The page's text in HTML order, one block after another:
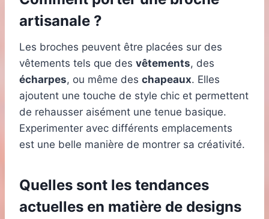
artisanale ?
Les broches peuvent être placées sur des
vêtements tels que des vêtements, des
écharpes, ou même des chapeaux. Elles
ajoutent une touche de style chic et permettent
de rehausser aisément une tenue basique.
Experimenter avec différents emplacements
est une belle manière de montrer sa créativité.
Quelles sont les tendances
actuelles en matière de designs